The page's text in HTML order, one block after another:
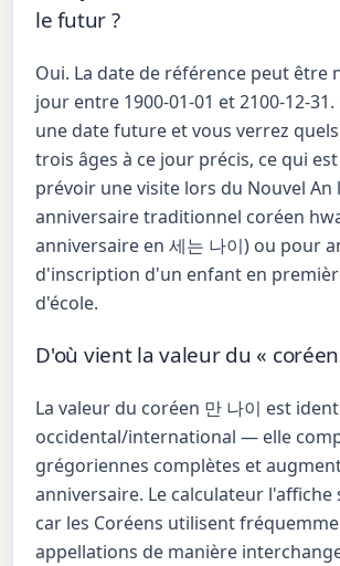
le futur ?
Oui. La date de référence peut être
jour entre 1900-01-01 et 2100-12-31.
une date future et vous verrez
trois âges à ce jour précis, ce qui
prévoir une visite lors du Nouvel An
anniversaire traditionnel coréen
anniversaire en 세는 나이) ou pour
d'inscription d'un enfant en
d'école.
D'où vient la valeur du « coréen
La valeur du coréen 만 나이 est
occidental/international — elle
grégoriennes complètes et
anniversaire. Le calculateur
car les Coréens utilisent
appellations de manière